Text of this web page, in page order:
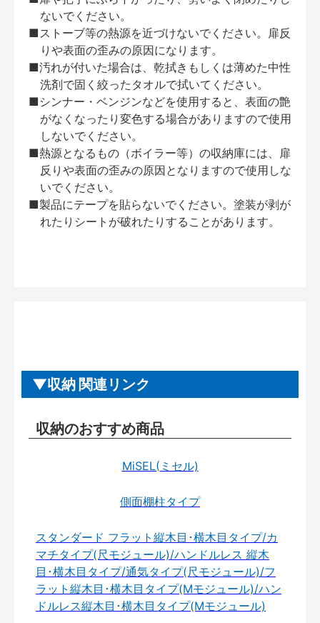
ないでください。
■ストーブ等の熱源を近づけないでください。扉反
りや表面の歪みの原因になります。
■汚れが付いた場合は、乾拭きもしくは薄めた中性
洗剤で固く絞ったタオルで拭いてください。
■シンナー・ベンジンなどを使用すると、表面の艶
がなくなったり変色する場合がありますので使用
しないでください。
■熱源となるもの（ボイラー等）の収納庫には、扉
反りや表面の歪みの原因となりますので使用しな
いでください。
■製品にテープを貼らないでください。塗装が剥が
れたりシートが破れたりすることがあります。
収納 関連リンク
収納のおすすめ商品
MiSEL(ミセル)
側面棚柱タイプ
スタンダード フラット縦木目･横木目タイプ/カ
マチタイプ(尺モジュール)/ハンドルレス 縦木
目･横木目タイプ/通気タイプ(尺モジュール)/フ
ラット縦木目･横木目タイプ(Mモジュール)/ハン
ドルレス縦木目･横木目タイプ(Mモジュール)